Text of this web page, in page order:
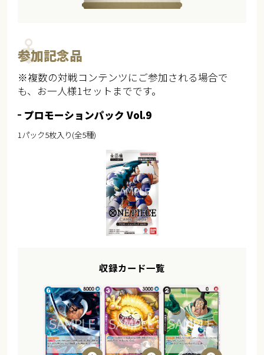
参加記念品​
※複数の対戦コンテンツにご参加される場合で
も、お一人様1セットまでです。
プロモーションパック Vol.9
1パック5枚入り(全5種)
収録カード一覧